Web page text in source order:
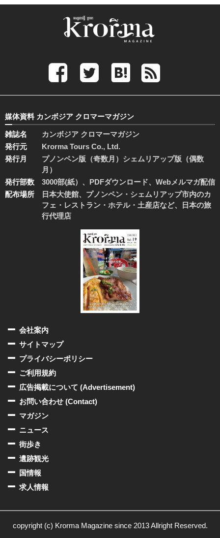
媒体資料 カンボジア クロマーマガジン
雑誌名
カンボジア クロマーマガジン
発行元
Krorma Tours Co., Ltd.
発行月
プノンペン版（奇数月）シェムリアップ版（偶数
月）
発行部数
3000部(紙）、PDFダウンロード、Webメルマガ配信
配布場所
日本大使館、プノンペン・シェムリアップ市内のカ
フェ・レストラン・ホテル・土産店など、日本の旅
行代理店
会社案内
サイトマップ
プライバシーポリシー
ご利用規約
広告掲載について (Advertisement)
お問い合わせ (Contact)
マガジン
ニュース
街歩き
遺跡観光
国情報
求人情報
copyright (c) Krorma Magazine since 2013 Allright Reserved.